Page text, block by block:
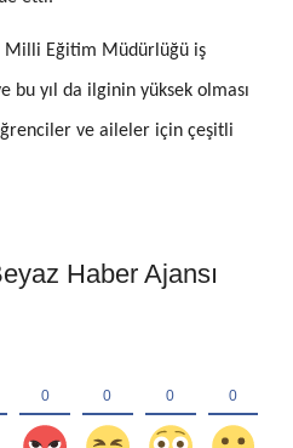
Milli Eğitim Müdürlüğü iş
bu yıl da ilginin yüksek olması
ve aileler için çeşitli
Haber Ajansı